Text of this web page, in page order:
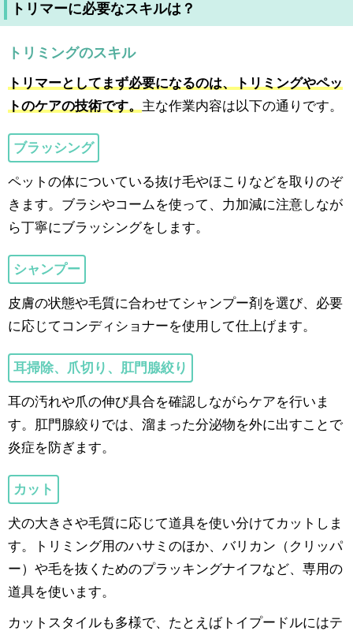
トリマーに必要なスキルは？
トリミングのスキル
トリマーとしてまず必要になるのは、トリミングやペッ
トのケアの技術です。 主な作業内容は以下の通りです。
ブラッシング
ペットの体についている抜け毛やほこりなどを取りのぞ
きます。ブラシやコームを使って、力加減に注意しなが
ら丁寧にブラッシングをします。
シャンプー
皮膚の状態や毛質に合わせてシャンプー剤を選び、必要
に応じてコンディショナーを使用して仕上げます。
耳掃除、爪切り、肛門腺絞り
耳の汚れや爪の伸び具合を確認しながらケアを行いま
す。肛門腺絞りでは、溜まった分泌物を外に出すことで
炎症を防ぎます。
カット
犬の大きさや毛質に応じて道具を使い分けてカットしま
す。トリミング用のハサミのほか、バリカン（クリッパ
ー）や毛を抜くためのプラッキングナイフなど、専用の
道具を使います。
カットスタイルも多様で、たとえばトイプードルにはテ